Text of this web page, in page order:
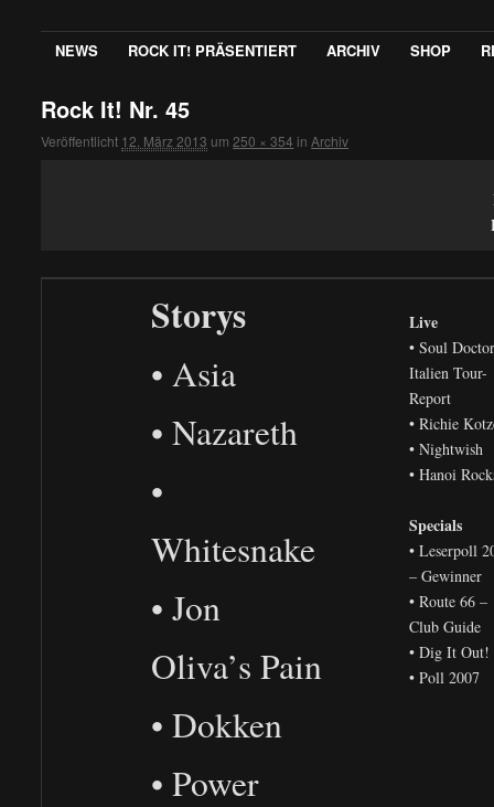
NEWS ROCK IT! PRÄSENTIERT ARCHIV SHOP
Rock It! Nr. 45
Veröffentlicht 12. März 2013 um250 × 354 in Archiv
Storys
• Asia
• Nazareth
•
Whitesnake
• Jon
Oliva’s Pain
• Dokken
• Power
Live
• Soul
Italien Tour-
Report
• Richie
• Nightwish
• Hanoi
Specials
• Leserpoll
– Gewinner
• Route 66 –
Club Guide
• Dig It Out!
• Poll 2007